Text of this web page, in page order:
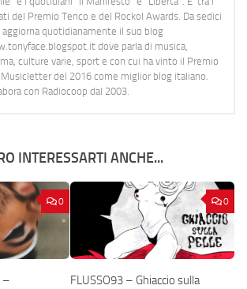
del Premio Tenco e del Rockol Awards. Da sedici
aggiorna quotidianamente il suo blog
dove parla di musica,
culture varie, sport e con cui ha vinto il Premio
del 2016 come miglior blog italiano.
con Radiocoop dal 2003.
INTERESSARTI ANCHE...
0
–
0
FLUSSO93 – Ghiaccio sulla